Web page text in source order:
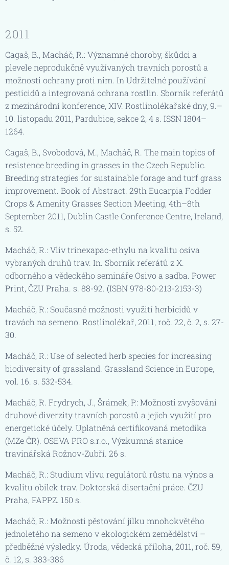
2011
Cagaš, B., Macháč, R.: Významné choroby, škůdci a
plevele neprodukčně využívaných travních porostů a
možnosti ochrany proti nim. In Udržitelné používání
pesticidů a integrovaná ochrana rostlin. Sborník referátů
z mezinárodní konference, XIV. Rostlinolékařské dny, 9.–
10. listopadu 2011, Pardubice, sekce 2, 4 s. ISSN 1804–
1264.
Cagaš, B., Svobodová, M., Macháč, R. The main topics of
resistence breeding in grasses in the Czech Republic.
Breeding strategies for sustainable forage and turf grass
improvement. Book of Abstract. 29th Eucarpia Fodder
Crops & Amenity Grasses Section Meeting, 4th–8th
September 2011, Dublin Castle Conference Centre, Ireland,
s. 52.
Macháč, R.: Vliv trinexapac-ethylu na kvalitu osiva
vybraných druhů trav. In. Sborník referátů z X.
odborného a vědeckého semináře Osivo a sadba. Power
Print, ČZU Praha. s. 88-92. (ISBN 978-80-213-2153-3)
Macháč, R.: Současné možnosti využití herbicidů v
travách na semeno. Rostlinolékař, 2011, roč. 22, č. 2, s. 27-
30.
Macháč, R.: Use of selected herb species for increasing
biodiversity of grassland. Grassland Science in Europe,
vol. 16. s. 532-534.
Macháč, R. Frydrych, J., Šrámek, P.: Možnosti zvyšování
druhové diverzity travních porostů a jejich využití pro
energetické účely. Uplatněná certifikovaná metodika
(MZe ČR). OSEVA PRO s.r.o., Výzkumná stanice
travinářská Rožnov-Zubří. 26 s.
Macháč, R.: Studium vlivu regulátorů růstu na výnos a
kvalitu obilek trav. Doktorská disertační práce. ČZU
Praha, FAPPZ. 150 s.
Macháč, R.: Možnosti pěstování jílku mnohokvětého
jednoletého na semeno v ekologickém zemědělství –
předběžné výsledky. Úroda, vědecká příloha, 2011, roč. 59,
č. 12, s. 383-386